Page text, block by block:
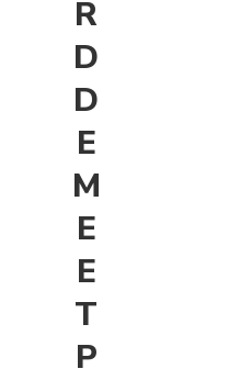
R
D
D
E
M
E
E
T
P